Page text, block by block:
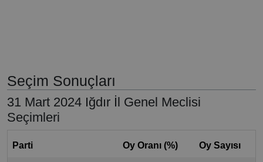
Seçim Sonuçları
31 Mart 2024 Iğdır İl Genel Meclisi
Seçimleri
Parti Oy Oranı (%) Oy Sayısı